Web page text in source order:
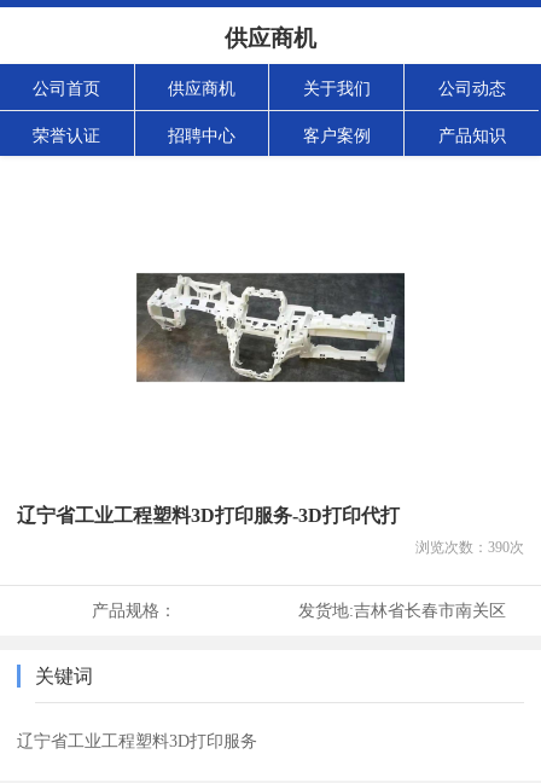
供应商机
公司首页 供应商机 关于我们 公司动态
荣誉认证 招聘中心 客户案例 产品知识
辽宁省工业工程塑料3D打印服务-3D打印代打
浏览次数： 390次
产品规格： 发货地:吉林省长春市南关区
关键词
辽宁省工业工程塑料3D打印服务